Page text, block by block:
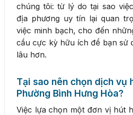
chúng tôi: từ lý do tại sao
địa phương uy tín lại quan
việc minh bạch, cho đến
cầu cực kỳ hữu ích để bạn sử
lâu hơn.
Tại sao nên chọn dịch vụ
Phường Bình Hưng Hòa?
Việc lựa chọn một đơn vị hút